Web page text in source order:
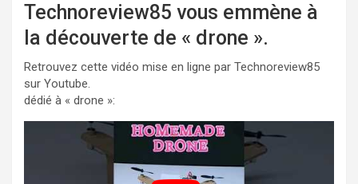
Technoreview85 vous emmène à
la découverte de « drone ».
Retrouvez cette vidéo mise en ligne par Technoreview85
sur Youtube.
dédié à « drone »: